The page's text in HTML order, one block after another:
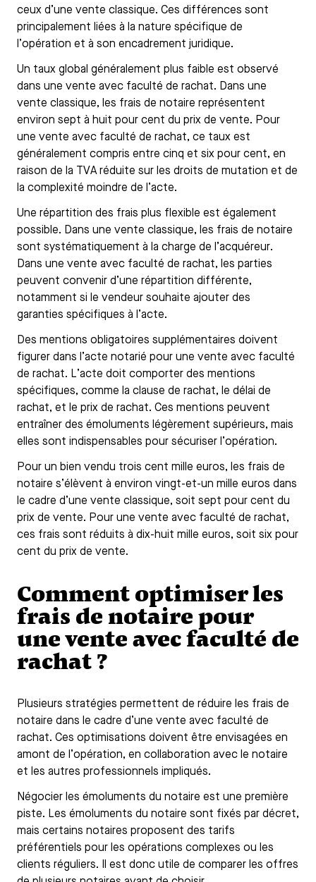
ceux d’une vente classique. Ces différences sont
principalement liées à la nature spécifique de
l’opération et à son encadrement juridique.
Un taux global généralement plus faible est observé
dans une vente avec faculté de rachat. Dans une
vente classique, les frais de notaire représentent
environ sept à huit pour cent du prix de vente. Pour
une vente avec faculté de rachat, ce taux est
généralement compris entre cinq et six pour cent, en
raison de la TVA réduite sur les droits de mutation et de
la complexité moindre de l’acte.
Une répartition des frais plus flexible est également
possible. Dans une vente classique, les frais de notaire
sont systématiquement à la charge de l’acquéreur.
Dans une vente avec faculté de rachat, les parties
peuvent convenir d’une répartition différente,
notamment si le vendeur souhaite ajouter des
garanties spécifiques à l’acte.
Des mentions obligatoires supplémentaires doivent
figurer dans l’acte notarié pour une vente avec faculté
de rachat. L’acte doit comporter des mentions
spécifiques, comme la clause de rachat, le délai de
rachat, et le prix de rachat. Ces mentions peuvent
entraîner des émoluments légèrement supérieurs, mais
elles sont indispensables pour sécuriser l’opération.
Pour un bien vendu trois cent mille euros, les frais de
notaire s’élèvent à environ vingt-et-un mille euros dans
le cadre d’une vente classique, soit sept pour cent du
prix de vente. Pour une vente avec faculté de rachat,
ces frais sont réduits à dix-huit mille euros, soit six pour
cent du prix de vente.
Comment optimiser les
frais de notaire pour
une vente avec faculté de
rachat ?
Plusieurs stratégies permettent de réduire les frais de
notaire dans le cadre d’une vente avec faculté de
rachat. Ces optimisations doivent être envisagées en
amont de l’opération, en collaboration avec le notaire
et les autres professionnels impliqués.
Négocier les émoluments du notaire est une première
piste. Les émoluments du notaire sont fixés par décret,
mais certains notaires proposent des tarifs
préférentiels pour les opérations complexes ou les
clients réguliers. Il est donc utile de comparer les offres